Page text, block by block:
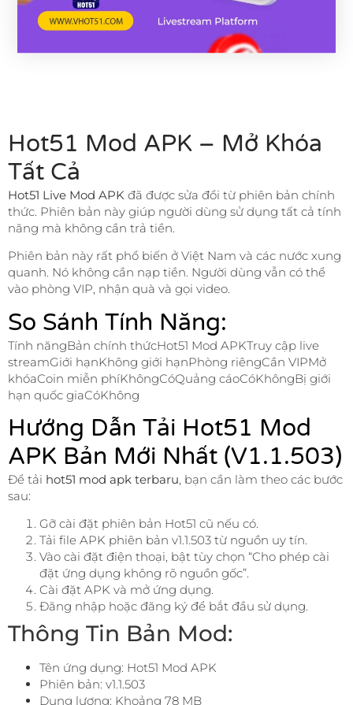
Hot51 Mod APK – Mở Khóa
Tất Cả
Hot51 Live Mod APK đã được sửa đổi từ phiên bản chính
thức. Phiên bản này giúp người dùng sử dụng tất cả tính
năng mà không cần trả tiền.
Phiên bản này rất phổ biến ở Việt Nam và các nước xung
quanh. Nó không cần nạp tiền. Người dùng vẫn có thể
vào phòng VIP, nhận quà và gọi video.
So Sánh Tính Năng:
Tính năngBản chính thứcHot51 Mod APKTruy cập live
streamGiới hạnKhông giới hạnPhòng riêngCần VIPMở
khóaCoin miễn phíKhôngCóQuảng cáoCóKhôngBị giới
hạn quốc giaCóKhông
Hướng Dẫn Tải Hot51 Mod
APK Bản Mới Nhất (v1.1.503)
Để tải hot51 mod apk terbaru, bạn cần làm theo các bước
sau:
Gỡ cài đặt phiên bản Hot51 cũ nếu có.
Tải file APK phiên bản v1.1.503 từ nguồn uy tín.
Vào cài đặt điện thoại, bật tùy chọn “Cho phép cài
đặt ứng dụng không rõ nguồn gốc”.
Cài đặt APK và mở ứng dụng.
Đăng nhập hoặc đăng ký để bắt đầu sử dụng.
Thông Tin Bản Mod:
Tên ứng dụng: Hot51 Mod APK
Phiên bản: v1.1.503
Dung lượng: Khoảng 78 MB